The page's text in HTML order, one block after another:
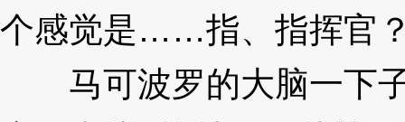
个感觉是……指、指挥官
马可波罗的大脑一下子